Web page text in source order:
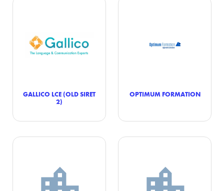
GALLICO LCE (OLD SIRET
2)
OPTIMUM FORMATION